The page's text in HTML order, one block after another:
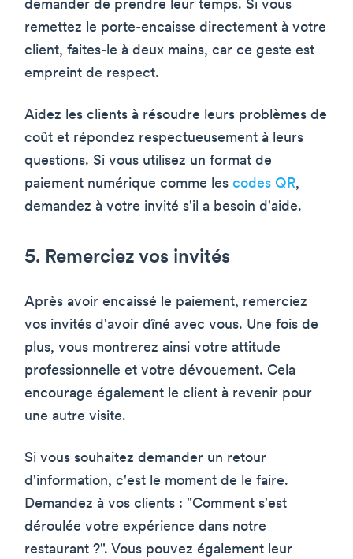
demander de prendre leur temps. Si vous
remettez le porte-encaisse directement à votre
client, faites-le à deux mains, car ce geste est
empreint de respect.
Aidez les clients à résoudre leurs problèmes de
coût et répondez respectueusement à leurs
questions. Si vous utilisez un format de
paiement numérique comme les codes QR,
demandez à votre invité s'il a besoin d'aide.
5. Remerciez vos invités
Après avoir encaissé le paiement, remerciez
vos invités d'avoir dîné avec vous. Une fois de
plus, vous montrerez ainsi votre attitude
professionnelle et votre dévouement. Cela
encourage également le client à revenir pour
une autre visite.
Si vous souhaitez demander un retour
d'information, c'est le moment de le faire.
Demandez à vos clients : "Comment s'est
déroulée votre expérience dans notre
restaurant ?". Vous pouvez également leur